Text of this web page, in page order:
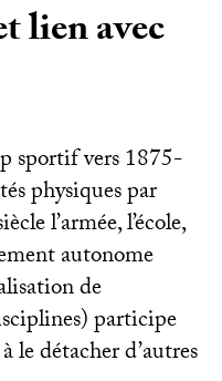
lien avec
sportif vers 1875-
physiques par
l’armée, l’école,
autonome
de
participe
le détacher d’autres